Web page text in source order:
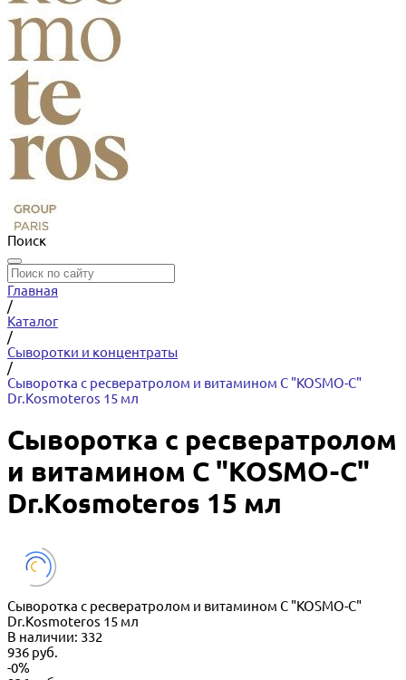
Поиск
Главная
/
Каталог
/
Сыворотки и концентраты
/
Сыворотка с ресвератролом и витамином С "KOSMO-C"
Dr.Kosmoteros 15 мл
Сыворотка с ресвератролом
и витамином С "KOSMO-C"
Dr.Kosmoteros 15 мл
Сыворотка с ресвератролом и витамином С "KOSMO-C"
Dr.Kosmoteros 15 мл
В наличии: 332
936 руб.
-0%